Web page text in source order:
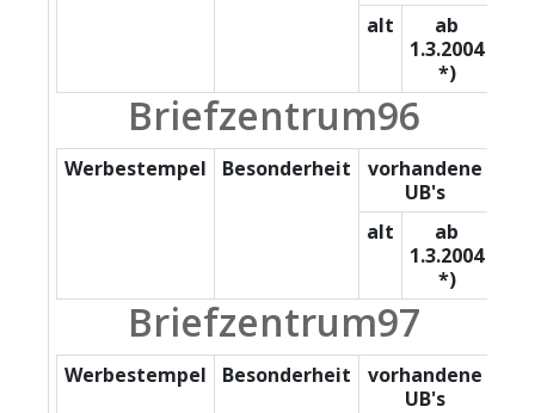
alt
ab
1.3.2004
*)
Briefzentrum96
Werbestempel Besonderheit
vorhandene
UB's
alt
ab
1.3.2004
*)
Briefzentrum97
Werbestempel Besonderheit
vorhandene
UB's